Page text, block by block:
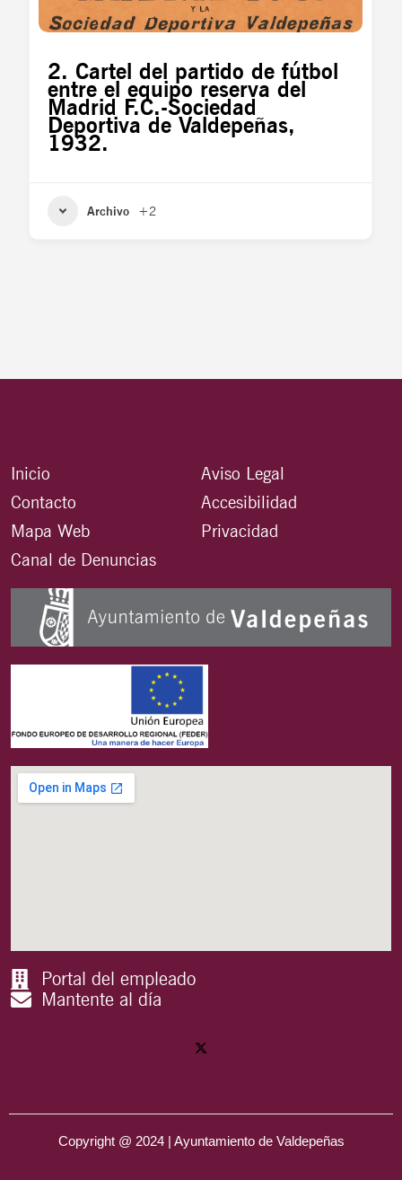
2. Cartel del partido de fútbol
entre el equipo reserva del
Madrid F.C.-Sociedad
Deportiva de Valdepeñas,
1932.
Archivo +2
Inicio
Contacto
Mapa Web
Canal de Denuncias
Aviso Legal
Accesibilidad
Privacidad
Portal del empleado
Mantente al día
Copyright @ 2024 | Ayuntamiento de Valdepeñas